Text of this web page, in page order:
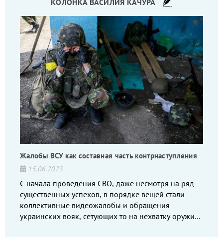
КОЛОНКА ВАСИЛИЯ КАЧУРА
Жалобы ВСУ как составная часть контрнаступления
15.06.2023
С начала проведения СВО, даже несмотря на ряд
существенных успехов, в порядке вещей стали
коллективные видеожалобы и обращения
украинских вояк, сетующих то на нехватку оружия,